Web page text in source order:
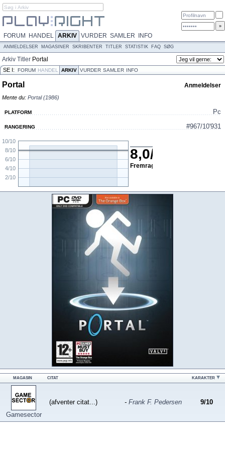
FORUM HANDEL ARKIV VURDER SAMLER INFO
ANMELDELSER MAGASINER SKRIBENTER TITLER STATISTIK FAQ SØG
Arkiv Titler Portal
SE I: FORUM HANDEL ARKIV VURDER SAMLER INFO
Portal Anmeldelser
Mente du: Portal (1986)
PLATFORM Pc
RANGERING #967/10'931
2/10
4/10
6/10
8/10
10/10
8,0/
Fremragende
MAGASIN CITAT KARAKTER
Gamesector
(afventer citat...) - Frank F. Pedersen 9/10